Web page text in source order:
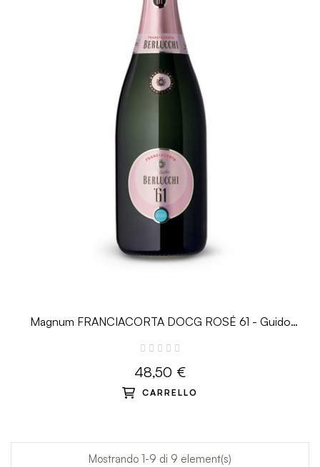
Magnum FRANCIACORTA DOCG ROSÉ 61 - Guido
48,50 €
CARRELLO
Mostrando 1-9 di 9 element(s)